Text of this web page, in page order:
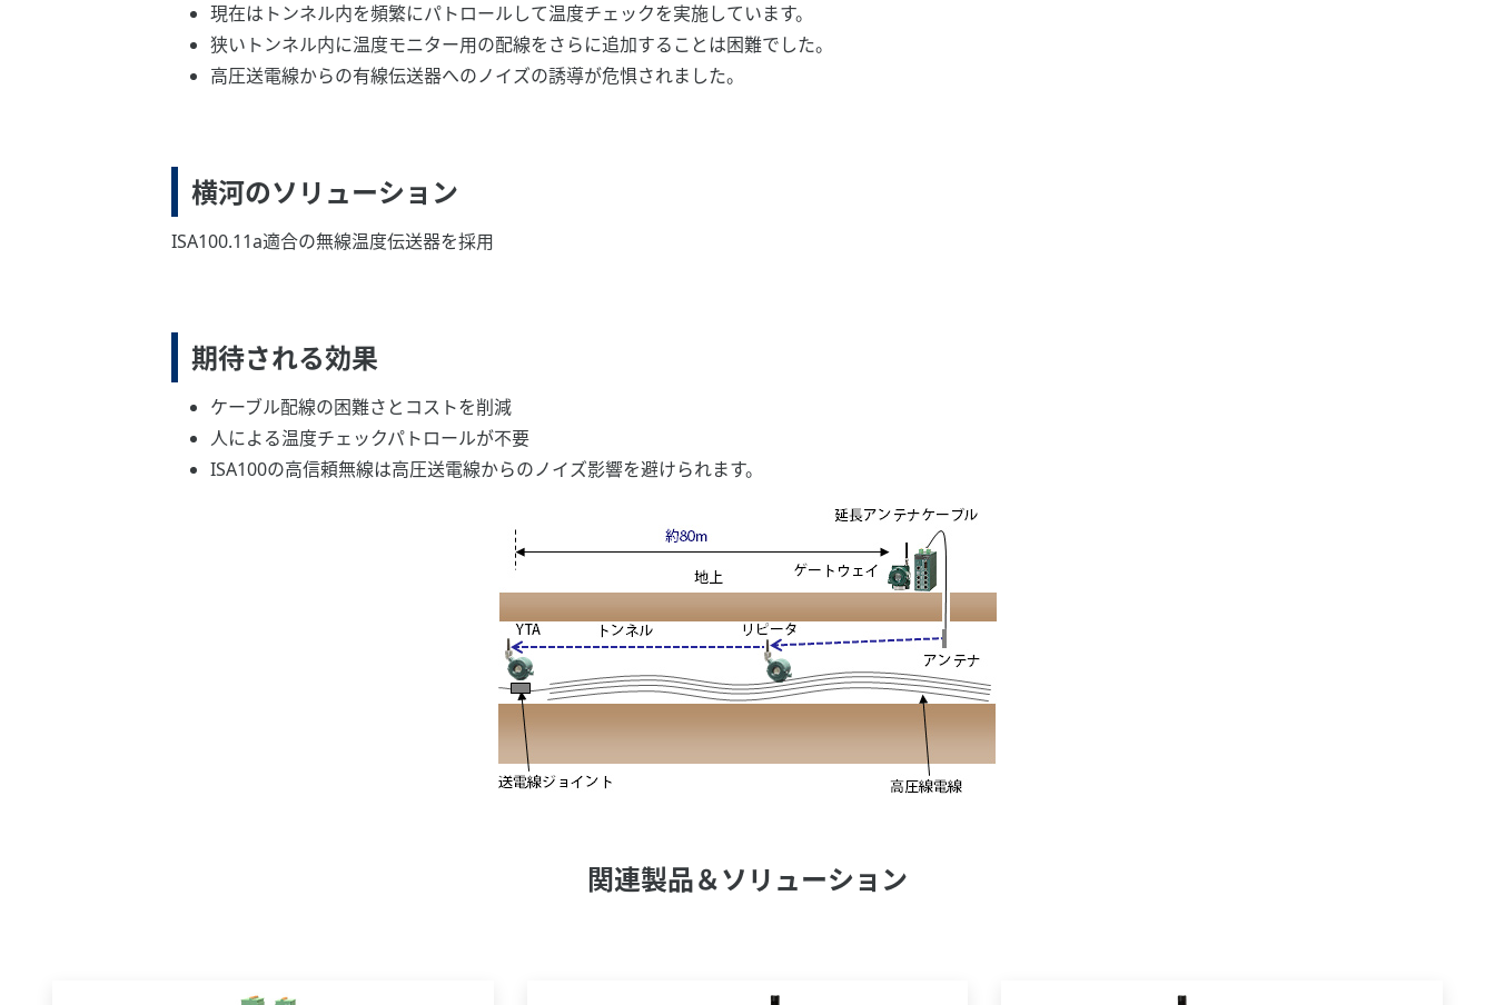
現在はトンネル内を頻繁にパトロールして温度チェックを実施しています。
狭いトンネル内に温度モニター用の配線をさらに追加することは困難でした。
高圧送電線からの有線伝送器へのノイズの誘導が危惧されました。
横河のソリューション
ISA100.11a適合の無線温度伝送器を採用
期待される効果
ケーブル配線の困難さとコストを削減
人による温度チェックパトロールが不要
ISA100の高信頼無線は高圧送電線からのノイズ影響を避けられます。
関連製品＆ソリューション